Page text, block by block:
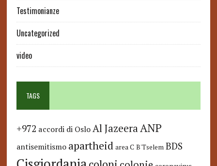
Testimonianze
Uncategorized
video
TAGS
+972 accordi di Oslo Al JazeeraANP
antisemitismo apartheid area C B'Tselem BDS